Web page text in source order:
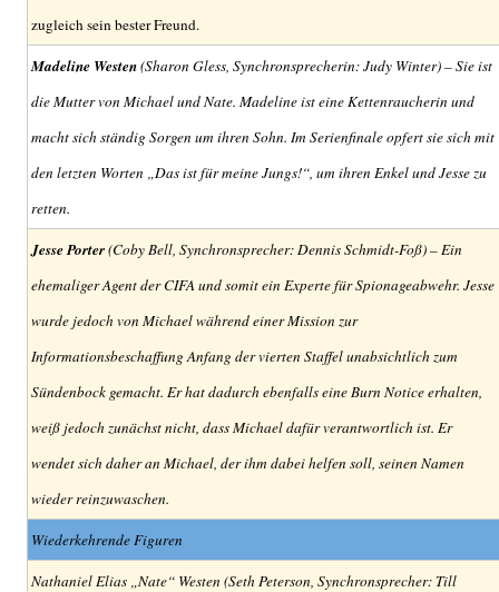
zugleich sein bester Freund.
Madeline Westen(Sharon Gless, Synchronsprecherin: Judy Winter) – Sie ist
die Mutter von Michael und Nate. Madeline ist eine Kettenraucherin und
macht sich ständig Sorgen um ihren Sohn. Im Serienfinale opfert sie sich mit
den letzten Worten „Das ist für meine Jungs!“, um ihren Enkel und Jesse zu
retten.
Jesse Porter(Coby Bell, Synchronsprecher: Dennis Schmidt-Foß) – Ein
ehemaliger Agent der CIFA und somit ein Experte für Spionageabwehr. Jesse
wurde jedoch von Michael während einer Mission zur
Informationsbeschaffung Anfang der vierten Staffel unabsichtlich zum
Sündenbock gemacht. Er hat dadurch ebenfalls eine Burn Notice erhalten,
weiß jedoch zunächst nicht, dass Michael dafür verantwortlich ist. Er
wendet sich daher an Michael, der ihm dabei helfen soll, seinen Namen
wieder reinzuwaschen.
Wiederkehrende Figuren
Nathaniel Elias „Nate“ Westen (Seth Peterson, Synchronsprecher: Till